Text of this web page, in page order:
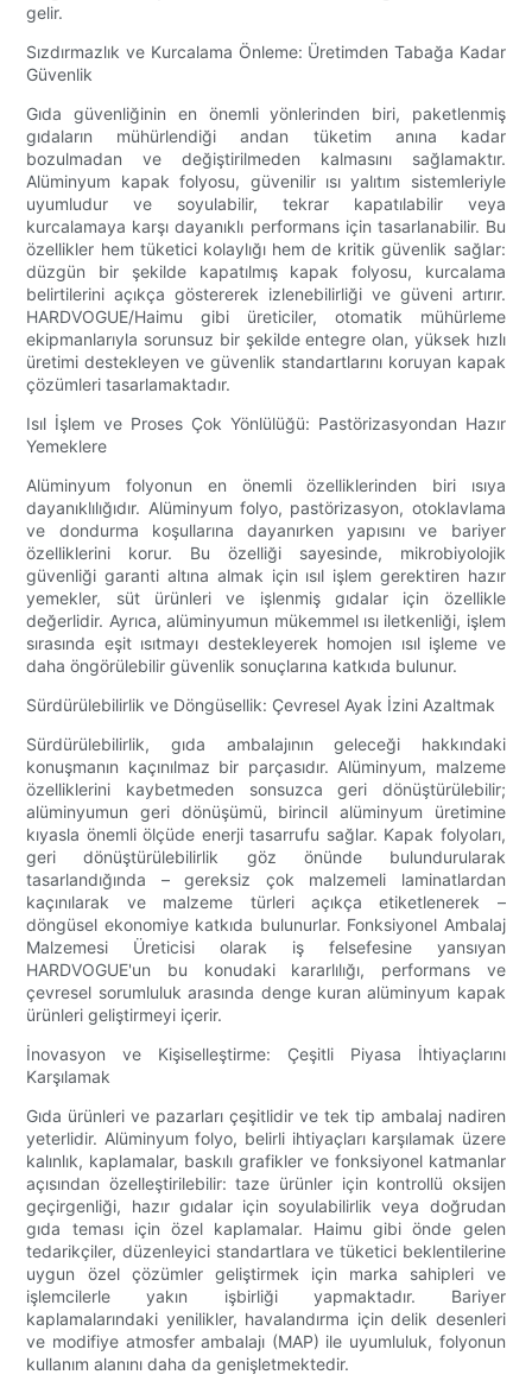
gelir.
Sızdırmazlık ve Kurcalama Önleme: Üretimden Tabağa Kadar
Güvenlik
Gıda güvenliğinin en önemli yönlerinden biri, paketlenmiş
gıdaların mühürlendiği andan tüketim anına kadar
bozulmadan ve değiştirilmeden kalmasını sağlamaktır.
Alüminyum kapak folyosu, güvenilir ısı yalıtım sistemleriyle
uyumludur ve soyulabilir, tekrar kapatılabilir veya
kurcalamaya karşı dayanıklı performans için tasarlanabilir. Bu
özellikler hem tüketici kolaylığı hem de kritik güvenlik sağlar:
düzgün bir şekilde kapatılmış kapak folyosu, kurcalama
belirtilerini açıkça göstererek izlenebilirliği ve güveni artırır.
HARDVOGUE/Haimu gibi üreticiler, otomatik mühürleme
ekipmanlarıyla sorunsuz bir şekilde entegre olan, yüksek hızlı
üretimi destekleyen ve güvenlik standartlarını koruyan kapak
çözümleri tasarlamaktadır.
Isıl İşlem ve Proses Çok Yönlülüğü: Pastörizasyondan Hazır
Yemeklere
Alüminyum folyonun en önemli özelliklerinden biri ısıya
dayanıklılığıdır. Alüminyum folyo, pastörizasyon, otoklavlama
ve dondurma koşullarına dayanırken yapısını ve bariyer
özelliklerini korur. Bu özelliği sayesinde, mikrobiyolojik
güvenliği garanti altına almak için ısıl işlem gerektiren hazır
yemekler, süt ürünleri ve işlenmiş gıdalar için özellikle
değerlidir. Ayrıca, alüminyumun mükemmel ısı iletkenliği, işlem
sırasında eşit ısıtmayı destekleyerek homojen ısıl işleme ve
daha öngörülebilir güvenlik sonuçlarına katkıda bulunur.
Sürdürülebilirlik ve Döngüsellik: Çevresel Ayak İzini Azaltmak
Sürdürülebilirlik, gıda ambalajının geleceği hakkındaki
konuşmanın kaçınılmaz bir parçasıdır. Alüminyum, malzeme
özelliklerini kaybetmeden sonsuzca geri dönüştürülebilir;
alüminyumun geri dönüşümü, birincil alüminyum üretimine
kıyasla önemli ölçüde enerji tasarrufu sağlar. Kapak folyoları,
geri dönüştürülebilirlik göz önünde bulundurularak
tasarlandığında – gereksiz çok malzemeli laminatlardan
kaçınılarak ve malzeme türleri açıkça etiketlenerek –
döngüsel ekonomiye katkıda bulunurlar. Fonksiyonel Ambalaj
Malzemesi Üreticisi olarak iş felsefesine yansıyan
HARDVOGUE'un bu konudaki kararlılığı, performans ve
çevresel sorumluluk arasında denge kuran alüminyum kapak
ürünleri geliştirmeyi içerir.
İnovasyon ve Kişiselleştirme: Çeşitli Piyasa İhtiyaçlarını
Karşılamak
Gıda ürünleri ve pazarları çeşitlidir ve tek tip ambalaj nadiren
yeterlidir. Alüminyum folyo, belirli ihtiyaçları karşılamak üzere
kalınlık, kaplamalar, baskılı grafikler ve fonksiyonel katmanlar
açısından özelleştirilebilir: taze ürünler için kontrollü oksijen
geçirgenliği, hazır gıdalar için soyulabilirlik veya doğrudan
gıda teması için özel kaplamalar. Haimu gibi önde gelen
tedarikçiler, düzenleyici standartlara ve tüketici beklentilerine
uygun özel çözümler geliştirmek için marka sahipleri ve
işlemcilerle yakın işbirliği yapmaktadır. Bariyer
kaplamalarındaki yenilikler, havalandırma için delik desenleri
ve modifiye atmosfer ambalajı (MAP) ile uyumluluk, folyonun
kullanım alanını daha da genişletmektedir.